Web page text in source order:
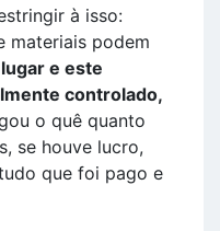
à isso:
materiais podem
e este
controlado,
o quê quanto
se houve lucro,
que foi pago e